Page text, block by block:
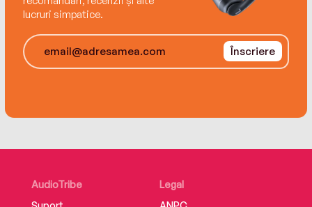
lucruri simpatice.
Înscriere
AudioTribe
Legal